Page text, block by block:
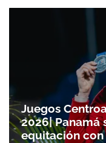
Juegos
2026| Panamá
equitación